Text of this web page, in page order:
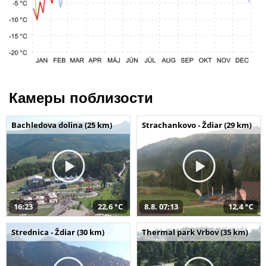
Камеры поблизости
Bachledova dolina (25 km)
16:23 22,6 °C
Strachankovo - Ždiar (29 km)
8.8. 07:13 12,4 °C
Strednica - Ždiar (30 km) Thermal park Vrbov (35 km)